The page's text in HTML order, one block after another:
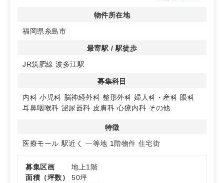
向上を狙いやすい立地です。
◆クリニックモール計画の相乗効果
糸島市波多江駅北で進行中のクリニックモール計画。複数
く、科目間の相互送客を見据えたエリア設計により、日常
◆アクセスと生活圏の両面アプローチ
近隣の住宅地と通勤通学動線に近接し、駅利用者と車利用
自由度により、院内レイアウトや外部サインを計画段階か
です。
詳細はお問い合わせください
物件所在地
福岡県糸島市
最寄駅 / 駅徒歩
JR筑肥線 波多江駅
募集科目
内科 小児科 脳神経外科 整形外科 婦人科・産科 眼科
耳鼻咽喉科 泌尿器科 皮膚科 心療内科 その他
特徴
医療モール 駅近く 一等地 1階物件 住宅街
募集区画
地上1階
面積（坪数）
50坪